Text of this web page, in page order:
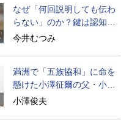
なぜ「何回説明しても伝わ
らない」のか？鍵は認知の
仕組み
今井むつみ
満洲で「五族協和」に命を
懸けた小澤征爾の父・小澤
開作
小澤俊夫